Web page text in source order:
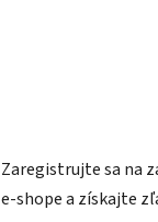
Zaregistrujte sa na
e-shope a získajte